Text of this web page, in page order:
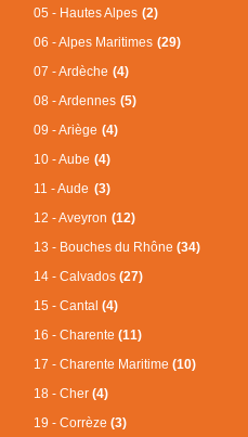
05 - Hautes Alpes(2)
06 - Alpes Maritimes(29)
07 - Ardèche(4)
08 - Ardennes(5)
09 - Ariège(4)
10 - Aube(4)
11 - Aude(3)
12 - Aveyron(12)
13 - Bouches du Rhône(34)
14 - Calvados(27)
15 - Cantal(4)
16 - Charente(11)
17 - Charente Maritime(10)
18 - Cher(4)
19 - Corrèze(3)